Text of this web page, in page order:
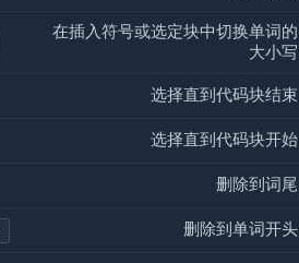
在插入符号或选定块中切换单词的
大小写
选择直到代码块结束
选择直到代码块开始
删除到词尾
删除到单词开头